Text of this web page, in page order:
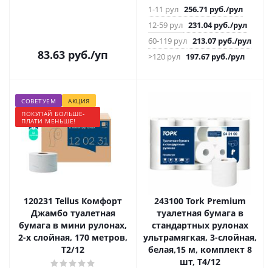
83.63 руб./уп
1-11 рул 256.71 руб./рул
12-59 рул 231.04руб./рул
60-119 рул 213.07 руб./рул
>120 рул 197.67 руб./рул
СОВЕТУЕМ
АКЦИЯ
ПОКУПАЙ БОЛЬШЕ-
ПЛАТИ МЕНЬШЕ!
120231 Tellus Комфорт
Джамбо туалетная
бумага в мини рулонах,
2-х слойная, 170 метров,
Т2/12
243100 Tork Premium
туалетная бумага в
стандартных рулонах
ультрамягкая, 3-слойная,
белая,15 м, комплект 8
шт, Т4/12